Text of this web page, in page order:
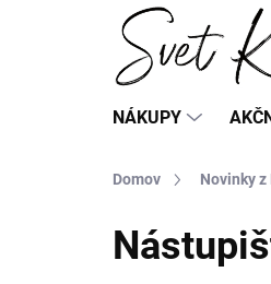
NÁKUPY
Domov Novinky z